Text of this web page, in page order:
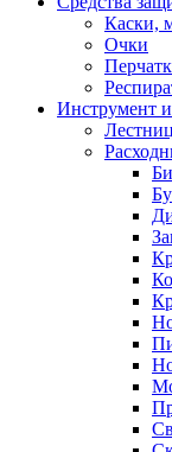
Каски,
Очки
Инструмент